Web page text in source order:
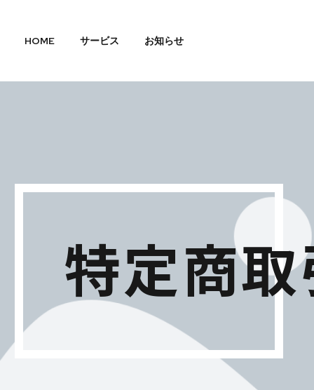
HOME サービス お知らせ
特定商